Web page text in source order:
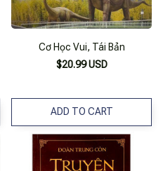
Cơ Học Vui, Tái Bản
$20.99 USD
ADD TO CART